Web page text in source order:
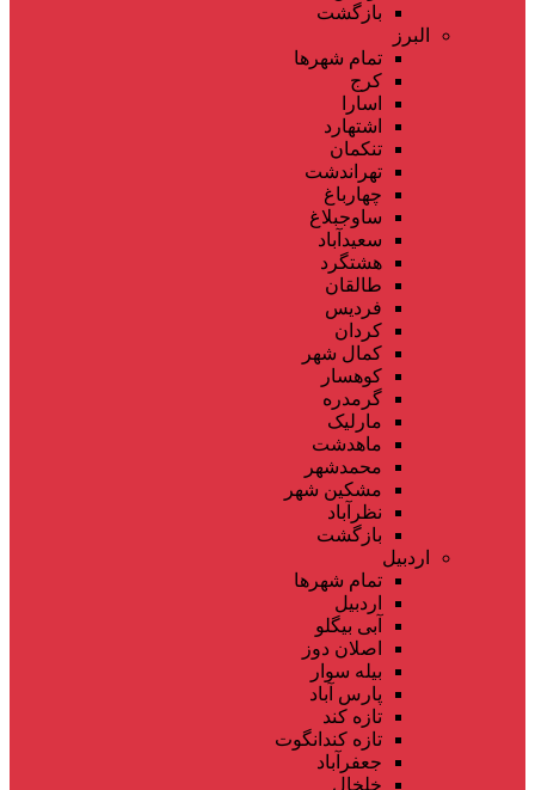
بازگشت
البرز
تمام شهر‌ها
کرج
اسارا
اشتهارد
تنکمان
تهراندشت
چهارباغ
ساوجبلاغ
سعیدآباد
هشتگرد
طالقان
فردیس
کردان
کمال شهر
کوهسار
گرمدره
مارلیک
ماهدشت
محمدشهر
مشکین شهر
نظرآباد
بازگشت
اردبیل
تمام شهر‌ها
اردبیل
آبی بیگلو
اصلان دوز
بیله سوار
پارس آباد
تازه کند
تازه کندانگوت
جعفرآباد
خلخال